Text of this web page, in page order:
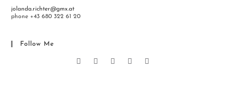
jolanda.richter@gmx.at
phone +43 680 322 61 20
Follow Me